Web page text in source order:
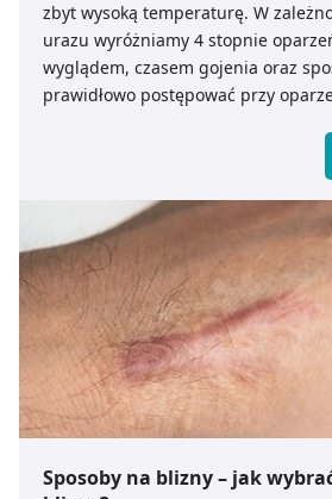
zbyt wysoką temperaturę. W
urazu wyróżniamy 4 stopnie
wyglądem, czasem gojenia oraz
prawidłowo postępować przy
Czym smarować oparzenia i jak
opatrunek specjalistyczny do stanu
Sposoby na blizny – jak